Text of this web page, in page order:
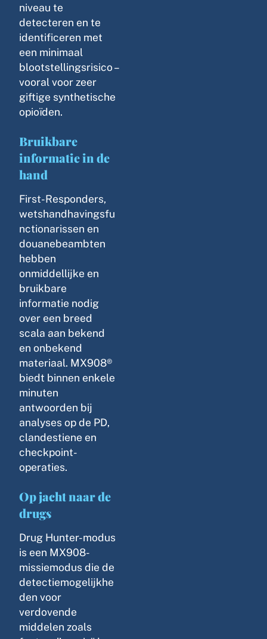
niveau te
detecteren en te
identificeren met
een minimaal
blootstellingsrisico –
vooral voor zeer
giftige synthetische
opioïden.
Bruikbare
informatie in de
hand
First-Responders,
wetshandhavingsfu
nctionarissen en
douanebeambten
hebben
onmiddellijke en
bruikbare
informatie nodig
over een breed
scala aan bekend
en onbekend
materiaal. MX908®
biedt binnen enkele
minuten
antwoorden bij
analyses op de PD,
clandestiene en
checkpoint-
operaties.
Op jacht naar de
drugs
Drug Hunter-modus
is een MX908-
missiemodus die de
detectiemogelijkhe
den voor
verdovende
middelen zoals